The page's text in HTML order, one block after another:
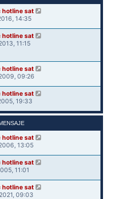
hotline sat
14:35
hotline sat
11:15
hotline sat
09:26
hotline sat
19:33
hotline sat
13:05
hotline sat
11:01
hotline sat
09:03